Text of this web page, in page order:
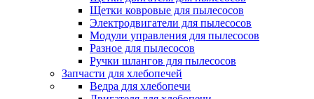
Щетки ковровые для пылесосов
Электродвигатели для пылесосов
Модули управления для пылесосов
Разное для пылесосов
Ручки шлангов для пылесосов
Запчасти для хлебопечей
Ведра для хлебопечи